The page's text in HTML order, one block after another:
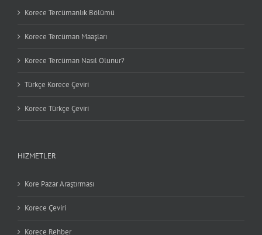
Korece Tercümanlık Bölümü
Korece Tercüman Maaşları
Korece Tercüman Nasıl Olunur?
Türkçe Korece Çeviri
Korece Türkçe Çeviri
HIZMETLER
Kore Pazar Araştırması
Korece Çeviri
Korece Rehber